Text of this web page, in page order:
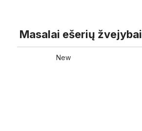
Masalai ešerių žvejybai
New